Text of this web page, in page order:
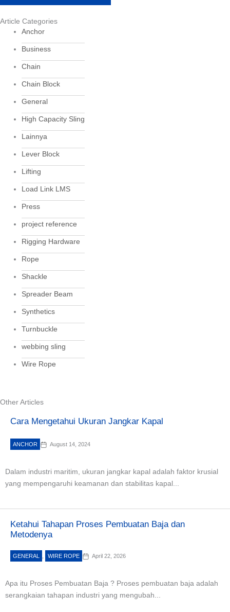
Article Categories
Anchor
Business
Chain
Chain Block
General
High Capacity Sling
Lainnya
Lever Block
Lifting
Load Link LMS
Press
project reference
Rigging Hardware
Rope
Shackle
Spreader Beam
Synthetics
Turnbuckle
webbing sling
Wire Rope
Other Articles
Cara Mengetahui Ukuran Jangkar Kapal
ANCHOR August 14, 2024
Dalam industri maritim, ukuran jangkar kapal adalah faktor krusial
yang mempengaruhi keamanan dan stabilitas kapal...
Ketahui Tahapan Proses Pembuatan Baja dan
Metodenya
GENERAL WIRE ROPE April 22, 2026
Apa itu Proses Pembuatan Baja ? Proses pembuatan baja adalah
serangkaian tahapan industri yang mengubah...